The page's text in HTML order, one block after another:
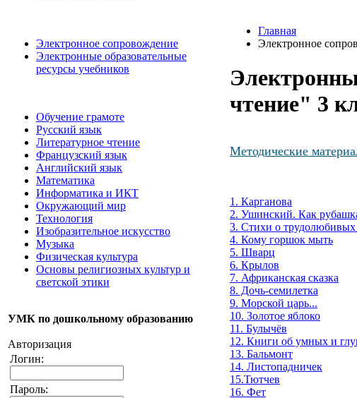
Электронное сопровождение
Электронные образовательные
ресурсы учебников
Обучение грамоте
Русский язык
Литературное чтение
Французский язык
Английский язык
Математика
Информатика и ИКТ
Окружающий мир
Технология
Изобразительное искусство
Музыка
Физическая культура
Основы религиозных культур и
светской этики
УМК по дошкольному образованию
Авторизация
Логин:
Пароль:
Главная
Электронное
чтение" 3
Методические
1. Карганова
2. Ушинский. Как
3. Стихи о
4. Кому горшок мыть
5. Шварц
6. Крылов
7. Африканская сказка
8. Дочь-семилетка
9. Морской царь...
10. Золотое яблоко
11. Булычёв
12. Книги об умных и
13. Бальмонт
14. Листопадничек
15.Тютчев
16. Фет